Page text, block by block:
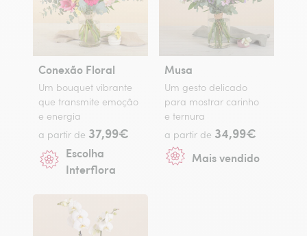
Conexão Floral
Um bouquet vibrante
que transmite emoção
e energia
a partir de 37,99€
Escolha
Interflora
Musa
Um gesto delicado
para mostrar carinho
e ternura
a partir de 34,99€
Mais vendido